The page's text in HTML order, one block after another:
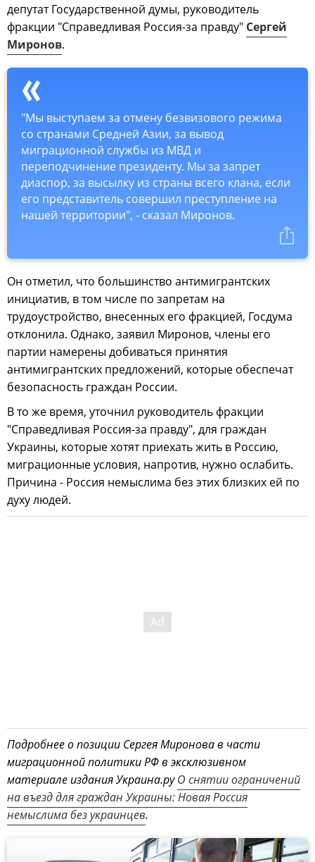
депутат Государственной думы, руководитель
фракции "Справедливая Россия-за правду" Сергей
Миронов.
"Мы выступаем за отмену безвизового режима
со странами Средней Азии, за вывод
миграционной службы из МВД и
переподчинение президенту. Мы за запрет
диаспор, за высылку из страны всего клана, если
его представитель совершил преступление на
нашей территории", - сказал Миронов.
Он отметил, что большинство антимигрантских
инициатив, в том числе по запретам на
трудоустройство, внесенных его фракцией, Госдума
отклонила. Однако, заявил Миронов, члены его
партии намерены добиваться принятия
антимигрантских предложений, которые обеспечат
безопасность граждан России.
В то же время, уточнил руководитель фракции
"Справедливая Россия-за правду", для граждан
Украины, которые хотят приехать жить в Россию,
миграционные условия, напротив, нужно ослабить.
Причина - Россия немыслима без этих близких ей по
духу людей.
Подробнее о позиции Сергея Миронова в части
миграционной политики РФ в эксклюзивном
материале издания Украина.руО снятии ограничений
на въезд для граждан Украины: Новая Россия
немыслима без украинцев.